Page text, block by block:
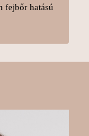
fejbőr hatású